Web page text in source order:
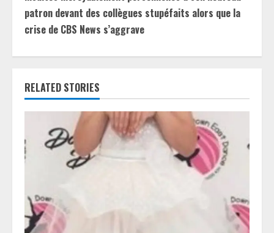
i
n
u
e
R
e
a
d
i
patron devant des collègues stupéfaits alors que la
crise de CBS News s’aggrave
RELATED STORIES